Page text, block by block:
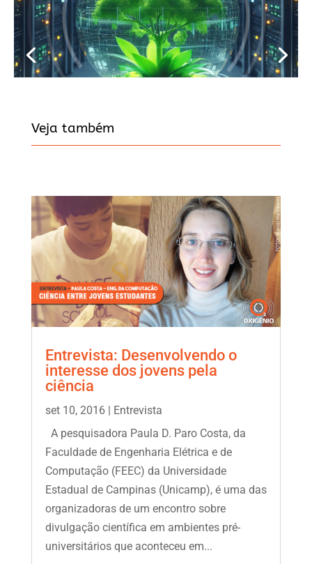
Veja também
Entrevista: Desenvolvendo o
interesse dos jovens pela
ciência
set 10, 2016| Entrevista
A pesquisadora Paula D. Paro Costa, da
Faculdade de Engenharia Elétrica e de
Computação (FEEC) da Universidade
Estadual de Campinas (Unicamp), é uma das
organizadoras de um encontro sobre
divulgação científica em ambientes pré-
universitários que aconteceu em...